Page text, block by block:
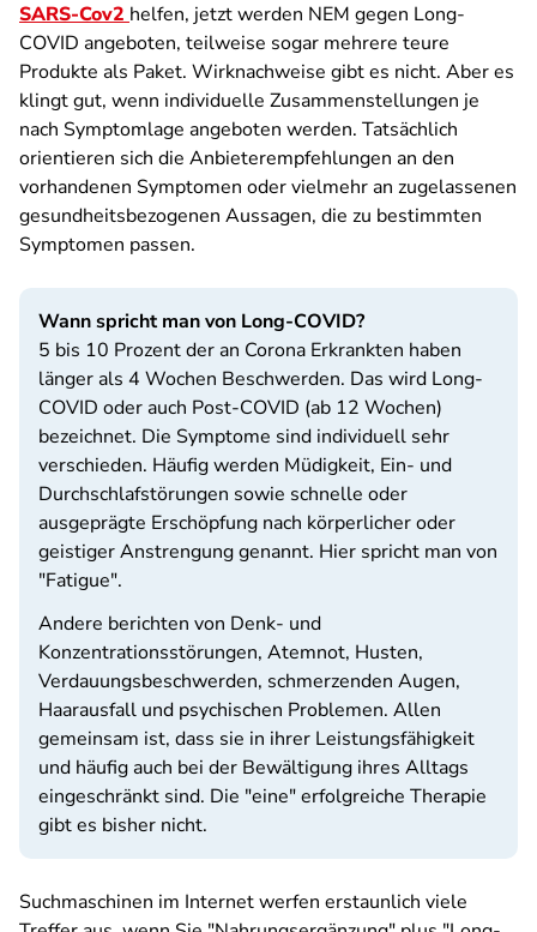
SARS-Cov2 helfen, jetzt werden NEM gegen Long-
COVID angeboten, teilweise sogar mehrere teure
Produkte als Paket. Wirknachweise gibt es nicht. Aber es
klingt gut, wenn individuelle Zusammenstellungen je
nach Symptomlage angeboten werden. Tatsächlich
orientieren sich die Anbieterempfehlungen an den
vorhandenen Symptomen oder vielmehr an zugelassenen
gesundheitsbezogenen Aussagen, die zu bestimmten
Symptomen passen.
Wann spricht man von Long-COVID?
5 bis 10 Prozent der an Corona Erkrankten haben
länger als 4 Wochen Beschwerden. Das wird Long-
COVID oder auch Post-COVID (ab 12 Wochen)
bezeichnet. Die Symptome sind individuell sehr
verschieden. Häufig werden Müdigkeit, Ein- und
Durchschlafstörungen sowie schnelle oder
ausgeprägte Erschöpfung nach körperlicher oder
geistiger Anstrengung genannt. Hier spricht man von
"Fatigue".
Andere berichten von Denk- und
Konzentrationsstörungen, Atemnot, Husten,
Verdauungsbeschwerden, schmerzenden Augen,
Haarausfall und psychischen Problemen. Allen
gemeinsam ist, dass sie in ihrer Leistungsfähigkeit
und häufig auch bei der Bewältigung ihres Alltags
eingeschränkt sind. Die "eine" erfolgreiche Therapie
gibt es bisher nicht.
Suchmaschinen im Internet werfen erstaunlich viele